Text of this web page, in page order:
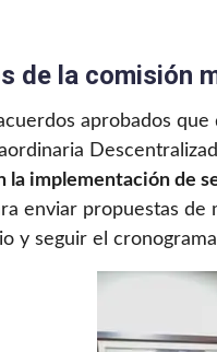
de la comisión
aprobados
la implementación de
enviar propuestas de
y seguir el